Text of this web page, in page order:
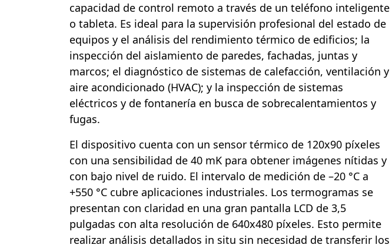
capacidad de control remoto a través de un teléfono inteligente
o tableta. Es ideal para la supervisión profesional del estado de
equipos y el análisis del rendimiento térmico de edificios; la
inspección del aislamiento de paredes, fachadas, juntas y
marcos; el diagnóstico de sistemas de calefacción, ventilación y
aire acondicionado (HVAC); y la inspección de sistemas
eléctricos y de fontanería en busca de sobrecalentamientos y
fugas.
El dispositivo cuenta con un sensor térmico de 120x90 píxeles
con una sensibilidad de 40 mK para obtener imágenes nítidas y
con bajo nivel de ruido. El intervalo de medición de –20 °C a
+550 °C cubre aplicaciones industriales. Los termogramas se
presentan con claridad en una gran pantalla LCD de 3,5
pulgadas con alta resolución de 640x480 píxeles. Esto permite
realizar análisis detallados in situ sin necesidad de transferir los